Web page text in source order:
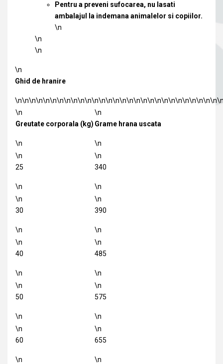
Pentru a preveni sufocarea, nu lasati
ambalajul la indemana animalelor si copiilor.
\n
\n
\n
\n
Ghid de hranire
\n
Greutate corporala (kg)
\n
\n
Grame hrana uscata
\n
\n
25
\n
\n
340
\n
\n
30
\n
\n
390
\n
\n
40
\n
\n
485
\n
\n
50
\n
\n
575
\n
\n
60
\n
\n
655
\n